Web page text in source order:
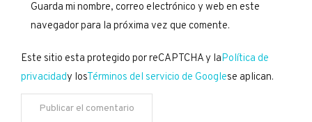
Guarda mi nombre, correo electrónico y web en este
navegador para la próxima vez que comente.
Este sitio esta protegido por reCAPTCHA y laPolítica de
privacidady losTérminos del servicio de Googlese aplican.